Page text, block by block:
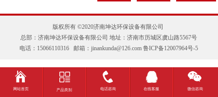
版权所有 ©2020济南坤达环保设备有限公司
总部：济南坤达环保设备有限公司 地址：济南市历城区虞山路5567号
电话：15066110316 邮箱：jinankunda@126.com鲁ICP备12007964号-5
网站首页 产品类别 电话咨询 在线客服 微信咨询